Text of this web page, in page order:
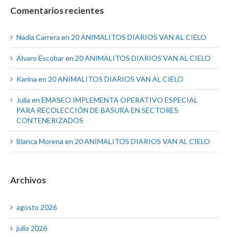
Comentarios recientes
Nadia Carrera en 20 ANIMALITOS DIARIOS VAN AL CIELO
Alvaro Escobaren 20 ANIMALITOS DIARIOS VAN AL CIELO
Karina en 20 ANIMALITOS DIARIOS VAN AL CIELO
Julia en EMASEO IMPLEMENTA OPERATIVO ESPECIAL
PARA RECOLECCIÓN DE BASURA EN SECTORES
CONTENERIZADOS
Blanca Morena en 20 ANIMALITOS DIARIOS VAN AL CIELO
Archivos
agosto 2026
julio 2026